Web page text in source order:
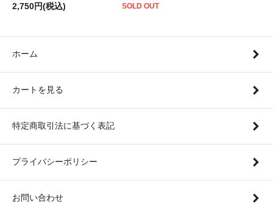
2,750円(税込)
SOLD OUT
ホーム
カートを見る
特定商取引法に基づく表記
プライバシーポリシー
お問い合わせ